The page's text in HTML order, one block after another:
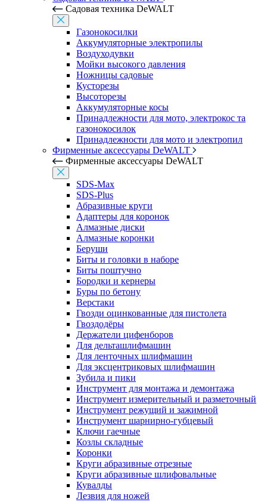
Садовая техника DeWALT
Газонокосилки
Аккумуляторные электропилы
Воздуходувки
Мойки высокого давления
Ножницы садовые
Кусторезы
Высоторезы
Аккумуляторные косы
Принадлежности для мото, электрокос та
газонокосилок
Принадлежности для мото и электропил
Фирменные аксессуары DeWALT
Фирменные аксессуары DeWALT
SDS-Max
SDS-Plus
Абразивные круги
Адаптеры для коронок
Алмазные диски
Алмазные коронки
Беруши
Биты и головки в наборе
Биты поштучно
Бородки и кернеры
Буры по бетону
Верстаки
Гвозди оцинкованные для пистолета
Гвоздодёры
Держатели цифенборов
Для дельташлифмашин
Для ленточных шлифмашин
Для эксцентриковых шлифмашин
Зубила и пики
Инструмент для монтажа и демонтажа
Инструмент измерительный и разметочный
Инструмент режущий и зажимной
Инструмент шарнирно-губцевый
Ключи гаечные
Козлы складные
Коронки
Круги абразивные отрезные
Круги абразивные шлифовальные
Кувалды
Лезвия для ножей